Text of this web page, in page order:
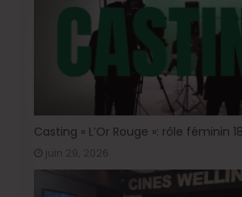
Casting « L’Or Rouge »: rôle féminin
juin 29, 2026